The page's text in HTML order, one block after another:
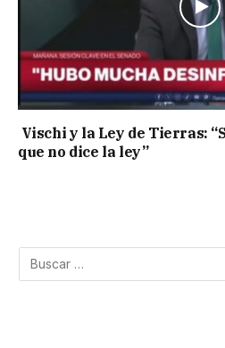
Vischi y la Ley de Tierras:
que no dice la ley”